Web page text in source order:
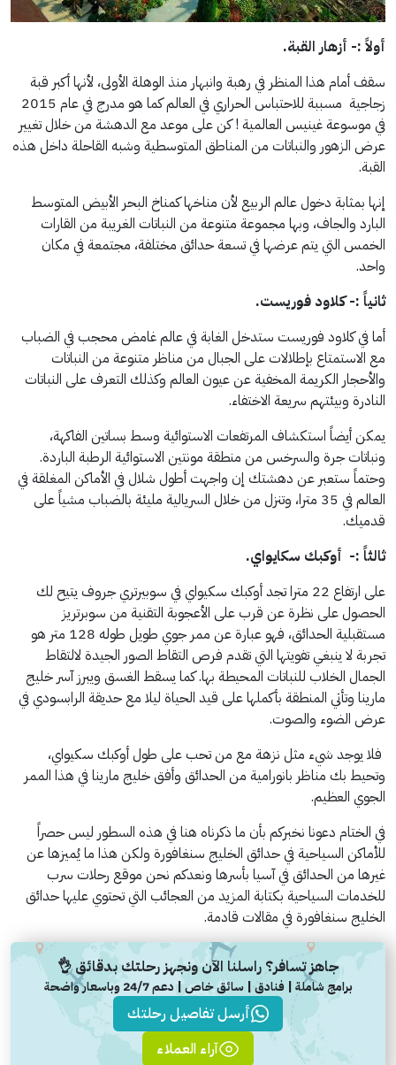
أولاً :- أزهار القبة.
سقف أمام هذا المنظر في رهبة وانبهار منذ الوهلة الأولى، لأنها أكبر قبة
زجاجية مسببة للاحتباس الحراري في العالم كما هو مدرج في عام 2015
في موسوعة غينيس العالمية ! كن على موعد مع الدهشة من خلال تغيير
عرض الزهور والنباتات من المناطق المتوسطية وشبه القاحلة داخل هذه
القبة.
إنها بمثابة دخول عالم الربيع لأن مناخها كمناخ البحر الأبيض المتوسط
البارد والجاف، وبها مجموعة متنوعة من النباتات الغريبة من القارات
الخمس التي يتم عرضها في تسعة حدائق مختلفة، مجتمعة في مكان
واحد.
ثانياً :-كلاود فوريست.
أما في كلاود فوريست ستدخل الغابة في عالم غامض محجب في الضباب
مع الاستمتاع بإطلالات على الجبال من مناظر متنوعة من النباتات
والأحجار الكريمة المخفية عن عيون العالم وكذلك التعرف على النباتات
النادرة وبيئتهم سريعة الاختفاء.
يمكن أيضاً استكشاف المرتفعات الاستوائية وسط بساتين الفاكهة،
ونباتات جرة والسرخس من منطقة مونتين الاستوائية الرطبة الباردة.
وحتماً ستعبر عن دهشتك إن واجهت أطول شلال في الأماكن المغلقة في
العالم في 35 مترا، وتنزل من خلال السريالية مليئة بالضباب مشياً على
قدميك.
ثالثاً :- أوكبك سكايواي.
على ارتفاع 22 مترا تجد أوكبك سكيواي في سوبيرتري جروف يتيح لك
الحصول على نظرة عن قرب على الأعجوبة التقنية من سوبرتريز
مستقبلية الحدائق، فهو عبارة عن ممر جوي طويل طوله 128 متر هو
تجربة لا ينبغي تفويتها التي تقدم فرص التقاط الصور الجيدة لالتقاط
الجمال الخلاب للنباتات المحيطة بها. كما يسقط الغسق ويبرز آسر خليج
مارينا وتأتي المنطقة بأكملها على قيد الحياة ليلا مع حديقة الرابسودي في
عرض الضوء والصوت.
فلا يوجد شيء مثل نزهة مع من تحب على طول أوكبك سكيواي،
وتحيط بك مناظر بانورامية من الحدائق وأفق خليج مارينا في هذا الممر
الجوي العظيم.
في الختام دعونا نخبركم بأن ما ذكرناه هنا في هذه السطور ليس حصراً
للأماكن السياحية في حدائق الخليج سنغافورة ولكن هذا ما يُميزها عن
غيرها من الحدائق في آسيا بأسرها ونعدكم نحن موقع رحلات سرب
للخدمات السياحية بكتابة المزيد من العجائب التي تحتوي عليها حدائق
الخليج سنغافورة في مقالات قادمة.
جاهز تسافر؟ راسلنا الآن ونجهز رحلتك بدقائق 👌
برامج شاملة | فنادق | سائق خاص | دعم 24/7 وباسعار واضحة
أرسل تفاصيل رحلتك
آراء العملاء